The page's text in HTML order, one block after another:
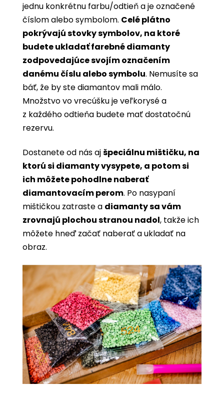
jednu konkrétnu farbu/odtieň a je označené
číslom alebo symbolom. Celé plátno
pokrývajú stovky symbolov, na ktoré
budete ukladať farebné diamanty
zodpovedajúce svojím označením
danému číslu alebo symbolu. Nemusíte sa
báť, že by ste diamantov mali málo.
Množstvo vo vrecúšku je veľkorysé a
z každého odtieňa budete mať dostatočnú
rezervu.
Dostanete od nás ajšpeciálnu mištičku, na
ktorú si diamanty vysypete, a potom si
ich môžete pohodlne naberať
diamantovacím perom. Po nasypaní
mištičkou zatraste a diamanty sa vám
zrovnajú plochou stranou nadol, takže ich
môžete hneď začať naberať a ukladať na
obraz.